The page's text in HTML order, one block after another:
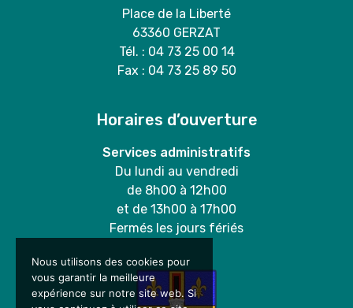
Place de la Liberté
63360 GERZAT
Tél. : 04 73 25 00 14
Fax : 04 73 25 89 50
Horaires d’ouverture
Services administratifs
Du lundi au vendredi
de 8h00 à 12h00
et de 13h00 à 17h00
Fermés les jours fériés
Nous utilisons des cookies pour
vous garantir la meilleure
expérience sur notre site web. Si